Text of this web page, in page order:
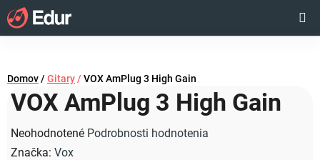
Prejsť
na
obsah
KOŠÍK
Domov/ Gitary / VOX AmPlug 3 High Gain
VOX AmPlug 3 High Gain
Priemerné
hodnotenie
Neohodnotené Podrobnosti hodnotenia
Značka: Vox